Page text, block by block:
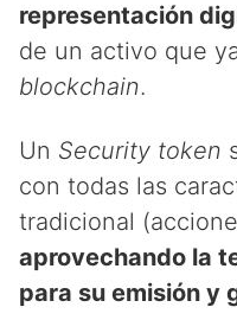
representación
de un activo que
blockchain.
Un Security token
con todas las
tradicional
aprovechando la
para su emisión y